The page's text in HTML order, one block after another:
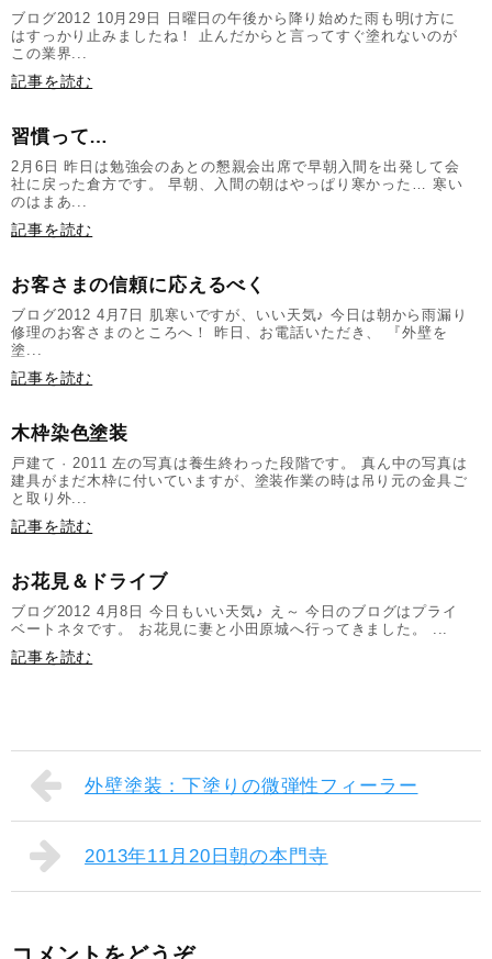
ブログ2012 10月29日 日曜日の午後から降り始めた雨も明け方に
はすっかり止みましたね！ 止んだからと言ってすぐ塗れないのが
この業界...
記事を読む
習慣って…
2月6日 昨日は勉強会のあとの懇親会出席で早朝入間を出発して会
社に戻った倉方です。 早朝、入間の朝はやっぱり寒かった… 寒い
のはまあ...
記事を読む
お客さまの信頼に応えるべく
ブログ2012 4月7日 肌寒いですが、いい天気♪ 今日は朝から雨漏り
修理のお客さまのところへ！ 昨日、お電話いただき、 『外壁を
塗...
記事を読む
木枠染色塗装
戸建て · 2011 左の写真は養生終わった段階です。 真ん中の写真は
建具がまだ木枠に付いていますが、塗装作業の時は吊り元の金具ご
と取り外...
記事を読む
お花見＆ドライブ
ブログ2012 4月8日 今日もいい天気♪ え～ 今日のブログはプライ
ベートネタです。 お花見に妻と小田原城へ行ってきました。 ...
記事を読む
外壁塗装：下塗りの微弾性フィーラー
2013年11月20日朝の本門寺
コメントをどうぞ